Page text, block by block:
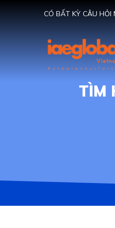
CÓ BẤT KỲ CÂU HỎI
TÌM